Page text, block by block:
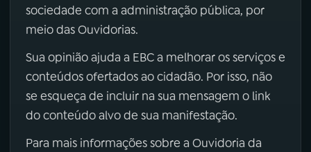
sociedade com a administração pública, por
meio das Ouvidorias.
Sua opinião ajuda a EBC a melhorar os serviços e
conteúdos ofertados ao cidadão. Por isso, não
se esqueça de incluir na sua mensagem o link
do conteúdo alvo de sua manifestação.
Para mais informações sobre a Ouvidoria da